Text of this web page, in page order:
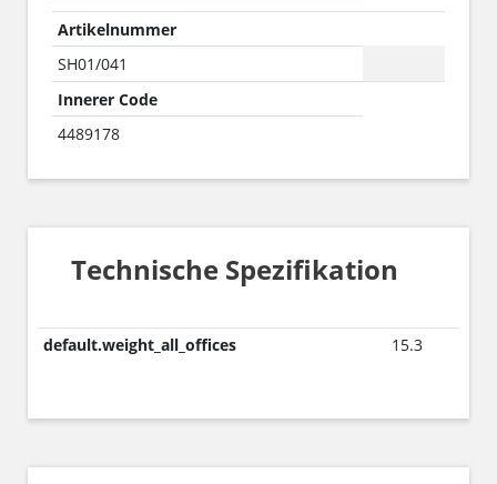
Artikelnummer
SH01/041
Innerer Code
4489178
Technische Spezifikation
default.weight_all_offices 15.3